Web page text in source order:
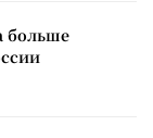
больше